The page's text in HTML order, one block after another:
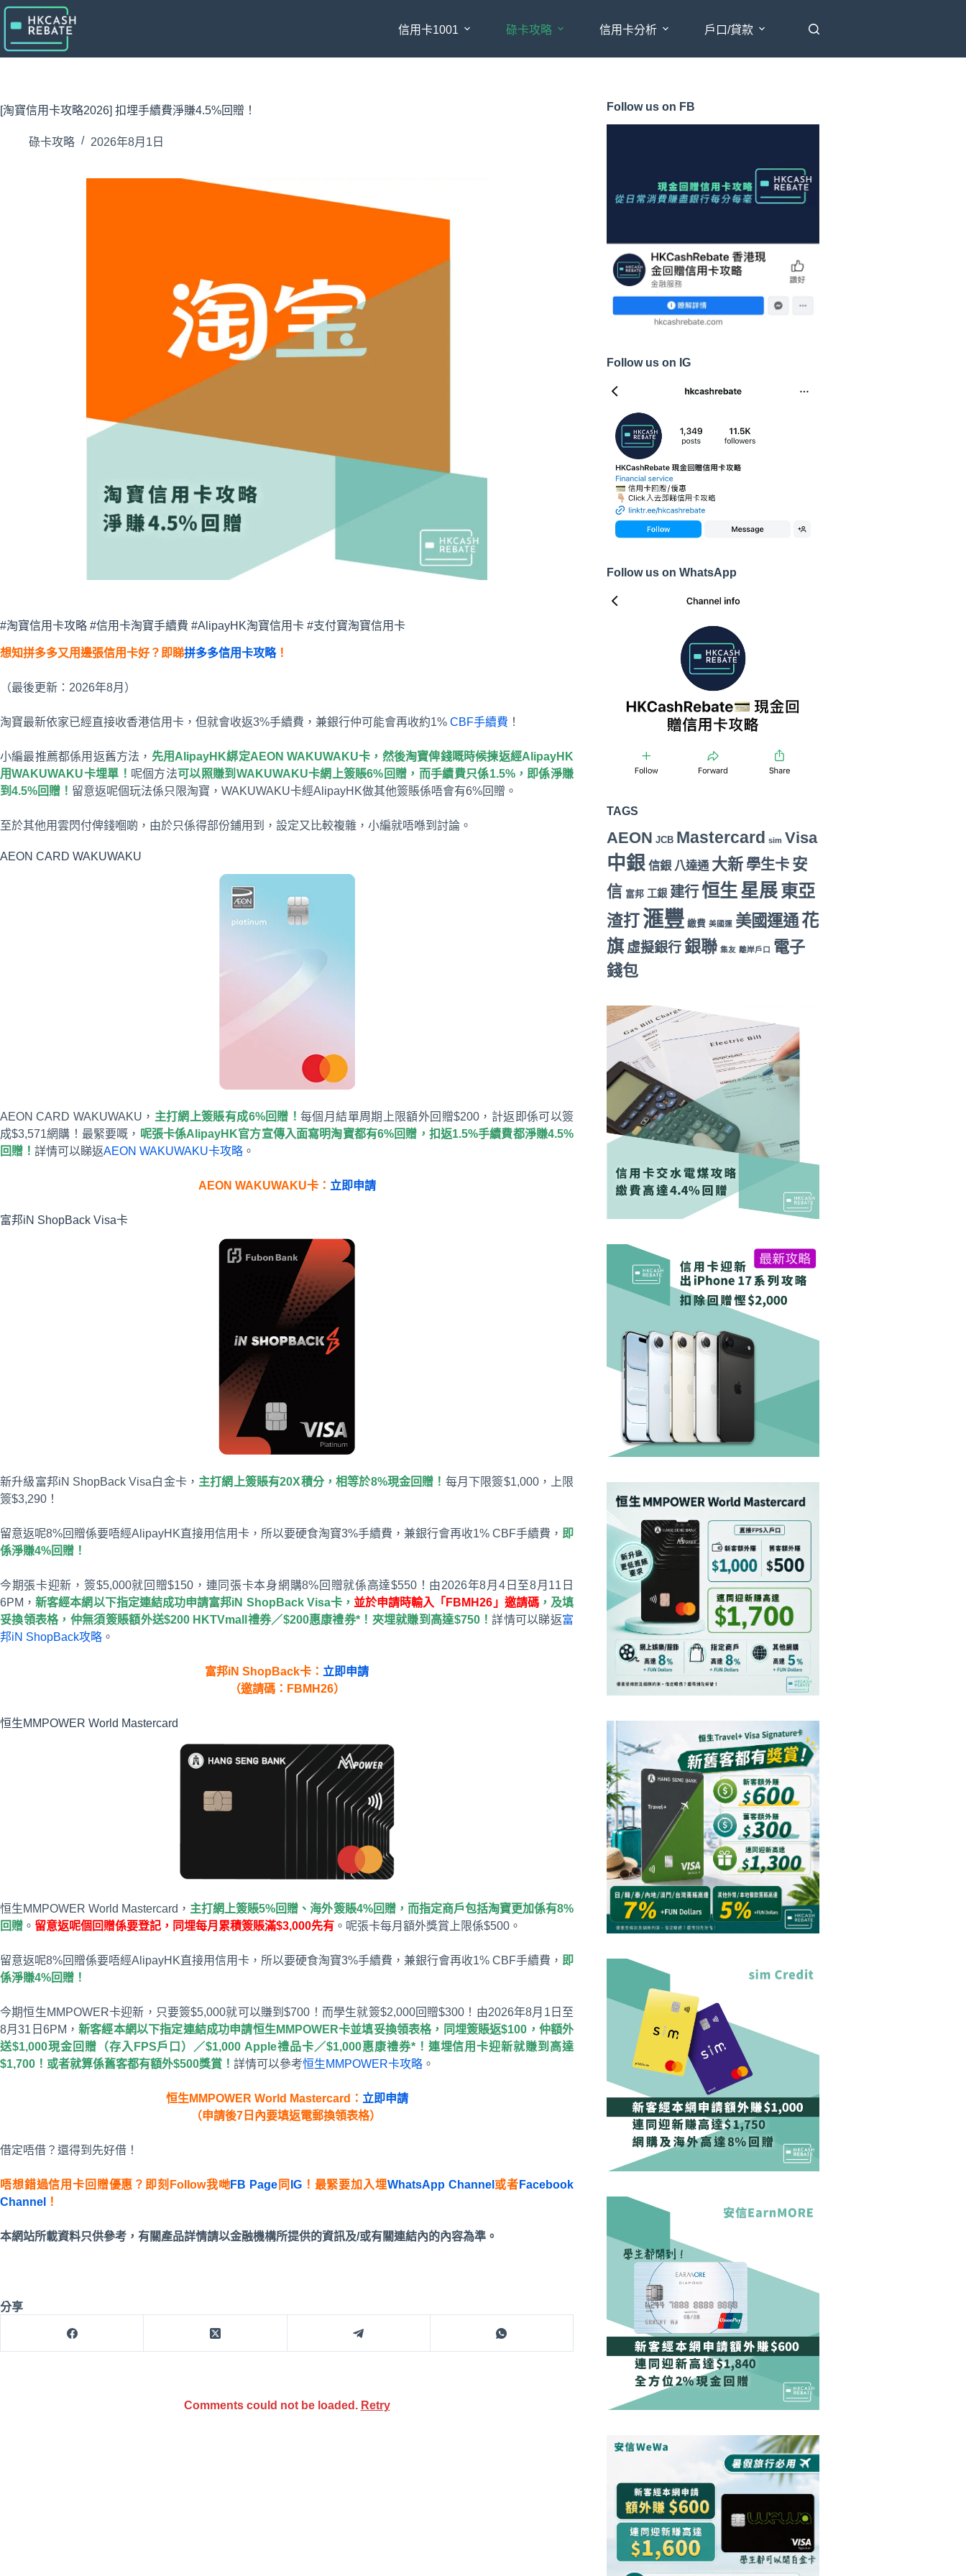
跳
至
主
要
信用卡1001 碌卡攻略 信用卡分析 戶口/貸款
[淘寶信用卡攻略2026] 扣埋手續費淨賺4.5%回贈！
碌卡攻略 2026年8月1日
#淘寶信用卡攻略 #信用卡淘寶手續費 #AlipayHK淘寶信用卡 #支付寶淘寶信用卡
想知拼多多又用邊張信用卡好？即睇拼多多信用卡攻略！
（最後更新：2026年8月）
淘寶最新依家已經直接收香港信用卡，但就會收返3%手續費，兼銀行仲可能會再收約1% CBF手續費 ！
小編最推薦都係用返舊方法， 先用AlipayHK綁定AEON WAKUWAKU卡，然後淘寶俾錢嘅時候揀返經AlipayHK
用WAKUWAKU卡埋單！ 呢個方法可以照賺到WAKUWAKU卡網上簽賬6%回贈，而手續費只係1.5%，即係淨賺
到4.5%回贈！ 留意返呢個玩法係只限淘寶，WAKUWAKU卡經AlipayHK做其他簽賬係唔會有6%回贈。
至於其他用雲閃付俾錢嗰啲，由於只係得部份鋪用到，設定又比較複雜，小編就唔喺到討論。
AEON CARD WAKUWAKU
AEON CARD WAKUWAKU， 主打網上簽賬有成6%回贈！每個月結單周期上限額外回贈$200，計返即係可以簽
成$3,571網購！最緊要嘅， 呢張卡係AlipayHK官方宣傳入面寫明淘寶都有6%回贈，扣返1.5%手續費都淨賺4.5%
回贈！ 詳情可以睇返AEON WAKUWAKU卡攻略 。
AEON WAKUWAKU卡： 立即申請
富邦iN ShopBack Visa卡
新升級富邦iN ShopBack Visa白金卡， 主打網上簽賬有20X積分，相等於8%現金回贈！ 每月下限簽$1,000，上限
簽$3,290！
留意返呢8%回贈係要唔經AlipayHK直接用信用卡，所以要硬食淘寶3%手續費，兼銀行會再收1% CBF手續費， 即
係淨賺4%回贈！
今期張卡迎新，簽$5,000就回贈$150，連同張卡本身網購8%回贈就係高達$550！由2026年8月4日至8月11日
6PM，新客經本網以下指定連結成功申請富邦iN ShopBack Visa卡， 並於申請時輸入「FBMH26」邀請碼，及填
妥換領表格，仲無須簽賬額外送$200 HKTVmall禮券／$200惠康禮券*！夾埋就賺到高達$750！詳情可以睇返富
邦iN ShopBack攻略 。
富邦iN ShopBack卡： 立即申請
（邀請碼：FBMH26）
恒生MMPOWER World Mastercard
恒生MMPOWER World Mastercard， 主打網上簽賬5%回贈、海外簽賬4%回贈，而指定商戶包括淘寶更加係有8%
回贈 。 留意返呢個回贈係要登記，同埋每月累積簽賬滿$3,000先有 。呢張卡每月額外獎賞上限係$500。
留意返呢8%回贈係要唔經AlipayHK直接用信用卡，所以要硬食淘寶3%手續費，兼銀行會再收1% CBF手續費， 即
係淨賺4%回贈！
今期恒生MMPOWER卡迎新，只要簽$5,000就可以賺到$700！而學生就簽$2,000回贈$300！由2026年8月1日至
8月31日6PM，新客經本網以下指定連結成功申請恒生MMPOWER卡並填妥換領表格，同埋簽賬返$100，仲額外
送$1,000現金回贈（存入FPS戶口）／$1,000 Apple禮品卡／$1,000惠康禮券*！連埋信用卡迎新就賺到高達
$1,700！或者就算係舊客都有額外$500獎賞！ 詳情可以參考恒生MMPOWER卡攻略 。
恒生MMPOWER World Mastercard： 立即申請
（申請後7日內要填返電郵換領表格）
借定唔借？還得到先好借！
唔想錯過信用卡回贈優惠？即刻Follow我哋FB Page 同 IG！最緊要加入埋WhatsApp Channel 或者 Facebook
Channel
！
本網站所載資料只供參考，有關產品詳情請以金融機構所提供的資訊及/或有關連結內的內容為準。
分享
Comments could not be loaded. Retry
Follow us on FB
Follow us on IG
Follow us on WhatsApp
TAGS
AEON JCB Mastercard sim Visa
中銀 信銀 八達通 大新 學生卡 安
信 富邦 工銀 建行恒生 星展東亞
渣打 滙豐 繳費 美國運 美國運通花
旗 虛擬銀行 銀聯 集友 離岸戶口 電子
錢包